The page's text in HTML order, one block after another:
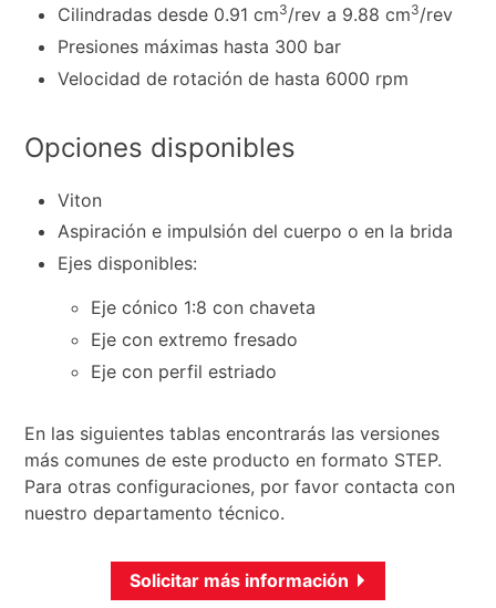
Cilindradas desde 0.91 cm3/rev a 9.88 cm3/rev
Presiones máximas hasta 300 bar
Velocidad de rotación de hasta 6000 rpm
Opciones disponibles
Viton
Aspiración e impulsión del cuerpo o en la brida
Ejes disponibles:
Eje cónico 1:8 con chaveta
Eje con extremo fresado
Eje con perfil estriado
En las siguientes tablas encontrarás las versiones
más comunes de este producto en formato STEP.
Para otras configuraciones, por favor contacta con
nuestro departamento técnico.
Solicitar más información